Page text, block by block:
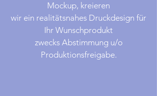
Mockup, kreieren
wir ein realitätsnahes Druckdesign für
Ihr Wunschprodukt
zwecks Abstimmung u/o
Produktionsfreigabe.